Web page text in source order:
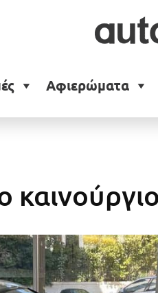
Αφιερώματα